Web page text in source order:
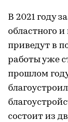
В 2021 году
областного
приведут в
работы уже
прошлом
состоит из